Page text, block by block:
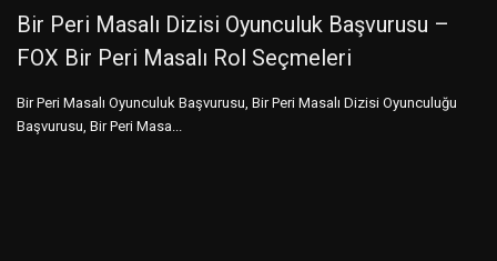
Bir Peri Masalı Dizisi Oyunculuk Başvurusu –
FOX Bir Peri Masalı Rol Seçmeleri
Bir Peri Masalı Oyunculuk Başvurusu, Bir Peri Masalı Dizisi Oyunculuğu
Başvurusu, Bir Peri Masa...